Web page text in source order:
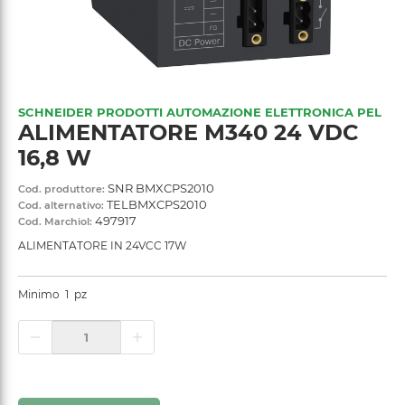
SCHNEIDER PRODOTTI AUTOMAZIONE ELETTRONICA PEL
ALIMENTATORE M340 24 VDC
16,8 W
Cod. produttore: SNR BMXCPS2010
Cod. alternativo: TELBMXCPS2010
Cod. Marchiol: 497917
ALIMENTATORE IN 24VCC 17W
Minimo 1 pz